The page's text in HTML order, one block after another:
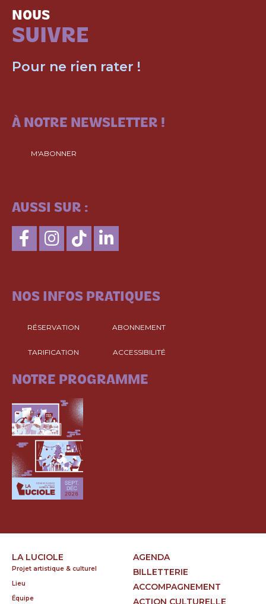
NOUS
SUIVRE
Pour ne rien rater !
À NOTRE NEWSLETTER !
M'ABONNER
AUSSI SUR :
NOS INFOS PRATIQUES
RÉSERVATION ABONNEMENT
TARIFICATION ACCESSIBILITÉ
NOTRE PROGRAMME
LA LUCIOLE
Projet artistique & culturel
Lieu
Équipe
AGENDA
BILLETTERIE
ACCOMPAGNEMENT
ACTION CULTURELLE